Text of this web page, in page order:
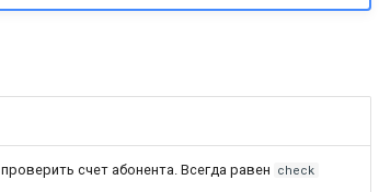
счет абонента. Всегда равен check